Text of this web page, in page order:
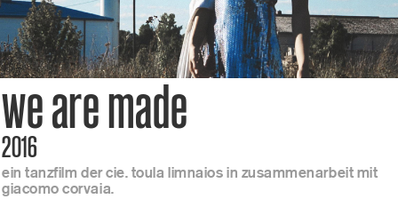
Video
we are made
2016
ein tanzfilm der cie. toula limnaios in zusammenarbeit mit
giacomo corvaia.